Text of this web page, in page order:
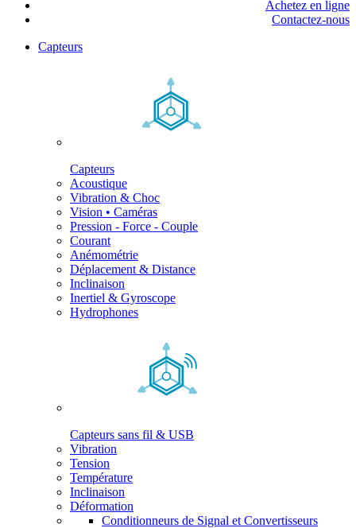
Achetez en ligne
Contactez-nous
Capteurs
Capteurs
Acoustique
Vibration & Choc
Vision • Caméras
Pression - Force - Couple
Courant
Anémométrie
Déplacement & Distance
Inclinaison
Inertiel & Gyroscope
Hydrophones
Capteurs sans fil & USB
Vibration
Tension
Température
Inclinaison
Déformation
Conditionneurs de Signal et Convertisseurs